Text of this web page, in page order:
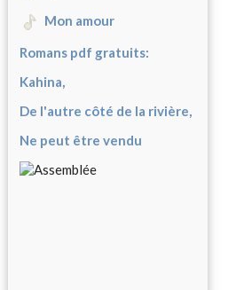
Mon amour
Romans pdf gratuits:
Kahina,
De l'autre côté de la rivière,
Ne peut être vendu